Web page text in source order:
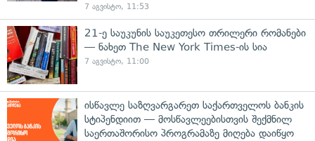
7 აგვისტო, 11:53
21-ე საუკუნის საუკეთესო თრილერი რომანები
— ნახეთ The New York Times-ის სია
7 აგვისტო, 11:00
ისწავლე საზღვარგარეთ საქართველოს ბანკის
სტიპენდიით — მოსწავლეებისთვის შექმნილ
საერთაშორისო პროგრამაზე მიღება დაიწყო